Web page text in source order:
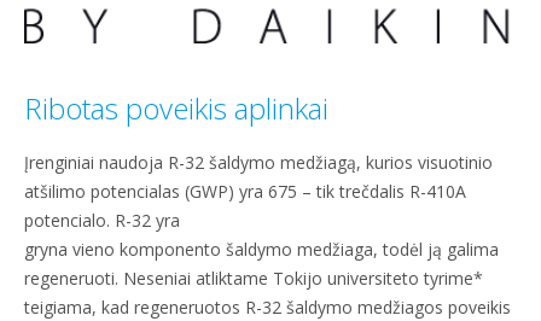
Ribotas poveikis aplinkai
Įrenginiai naudoja R-32 šaldymo medžiagą, kurios visuotinio
atšilimo potencialas (GWP) yra 675 – tik trečdalis R-410A
potencialo. R-32 yra
gryna vieno komponento šaldymo medžiaga, todėl ją galima
regeneruoti. Neseniai atliktame Tokijo universiteto tyrime*
teigiama, kad regeneruotos R-32 šaldymo medžiagos poveikis